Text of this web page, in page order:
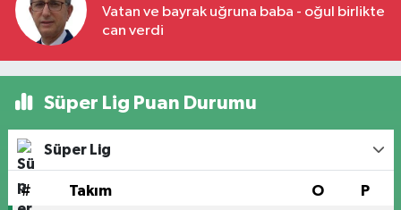
Vatan ve bayrak uğruna baba - oğul birlikte
can verdi
Süper Lig Puan Durumu
Süper Lig
# Takım O P